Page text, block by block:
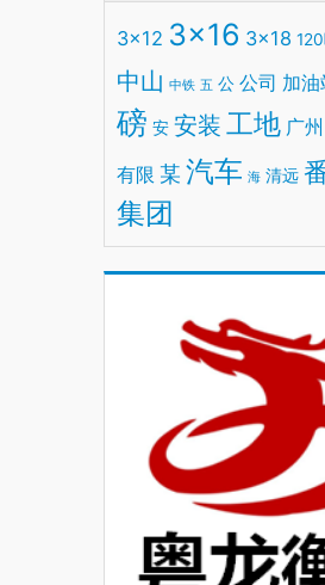
3x12 3x16 3x18
中山 中铁 五 公 公司 加油
磅 安 安装 工地 广州
有限 某 汽车 海 清远
集团